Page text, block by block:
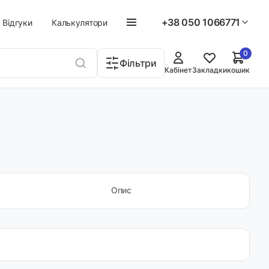
Відгуки Калькулятори +38 050 1066771
Фільтри
КабінетЗакладкикошик
0
Опис